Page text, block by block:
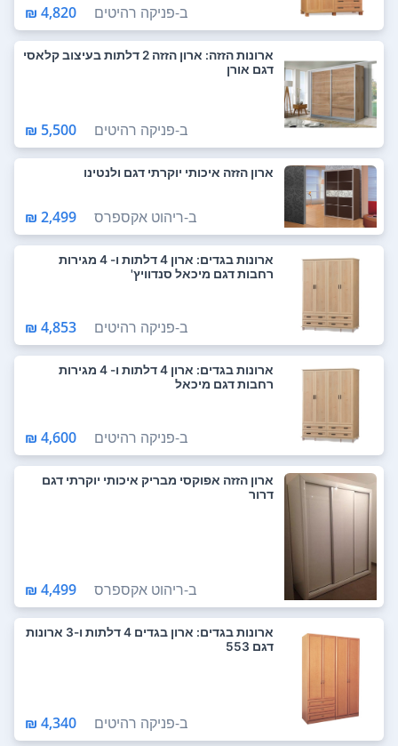
ב-פניקה רהיטים 4,820 ₪
ארונות הזזה: ארון הזזה 2 דלתות בעיצוב קלאסי
דגם אורן
ב-פניקה רהיטים 5,500 ₪
ארון הזזה איכותי יוקרתי דגם ולנטינו
ב-ריהוט אקספרס 2,499 ₪
ארונות בגדים: ארון 4 דלתות ו- 4 מגירות
רחבות דגם מיכאל סנדוויץ'
ב-פניקה רהיטים 4,853 ₪
ארונות בגדים: ארון 4 דלתות ו- 4 מגירות
רחבות דגם מיכאל
ב-פניקה רהיטים 4,600 ₪
ארון הזזה אפוקסי מבריק איכותי יוקרתי דגם
דרור
ב-ריהוט אקספרס 4,499 ₪
ארונות בגדים: ארון בגדים 4 דלתות ו-3 ארונות
דגם 553
ב-פניקה רהיטים 4,340 ₪